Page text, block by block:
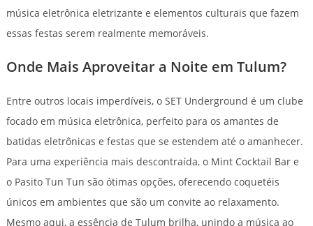
música eletrônica eletrizante e elementos culturais que fazem
essas festas serem realmente memoráveis.
Onde Mais Aproveitar a Noite em Tulum?
Entre outros locais imperdíveis, o SET Underground é um clube
focado em música eletrônica, perfeito para os amantes de
batidas eletrônicas e festas que se estendem até o amanhecer.
Para uma experiência mais descontraída, o Mint Cocktail Bar e
o Pasito Tun Tun são ótimas opções, oferecendo coquetéis
únicos em ambientes que são um convite ao relaxamento.
Mesmo aqui, a essência de Tulum brilha, unindo a música ao